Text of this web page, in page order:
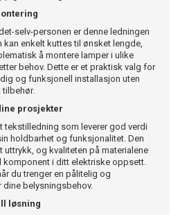
selv-personen er denne ledningen
kan enkelt kuttes til ønsket lengde,
å montere lamper i ulike
behov. Dette er et praktisk valg for
og funksjonell installasjon uten
prosjekter
tekstilledning som leverer god verdi
holdbarhet og funksjonalitet. Den
uttrykk, og kvaliteten på materialene
komponent i ditt elektriske oppsett.
du trenger en pålitelig og
belysningsbehov.
løsning